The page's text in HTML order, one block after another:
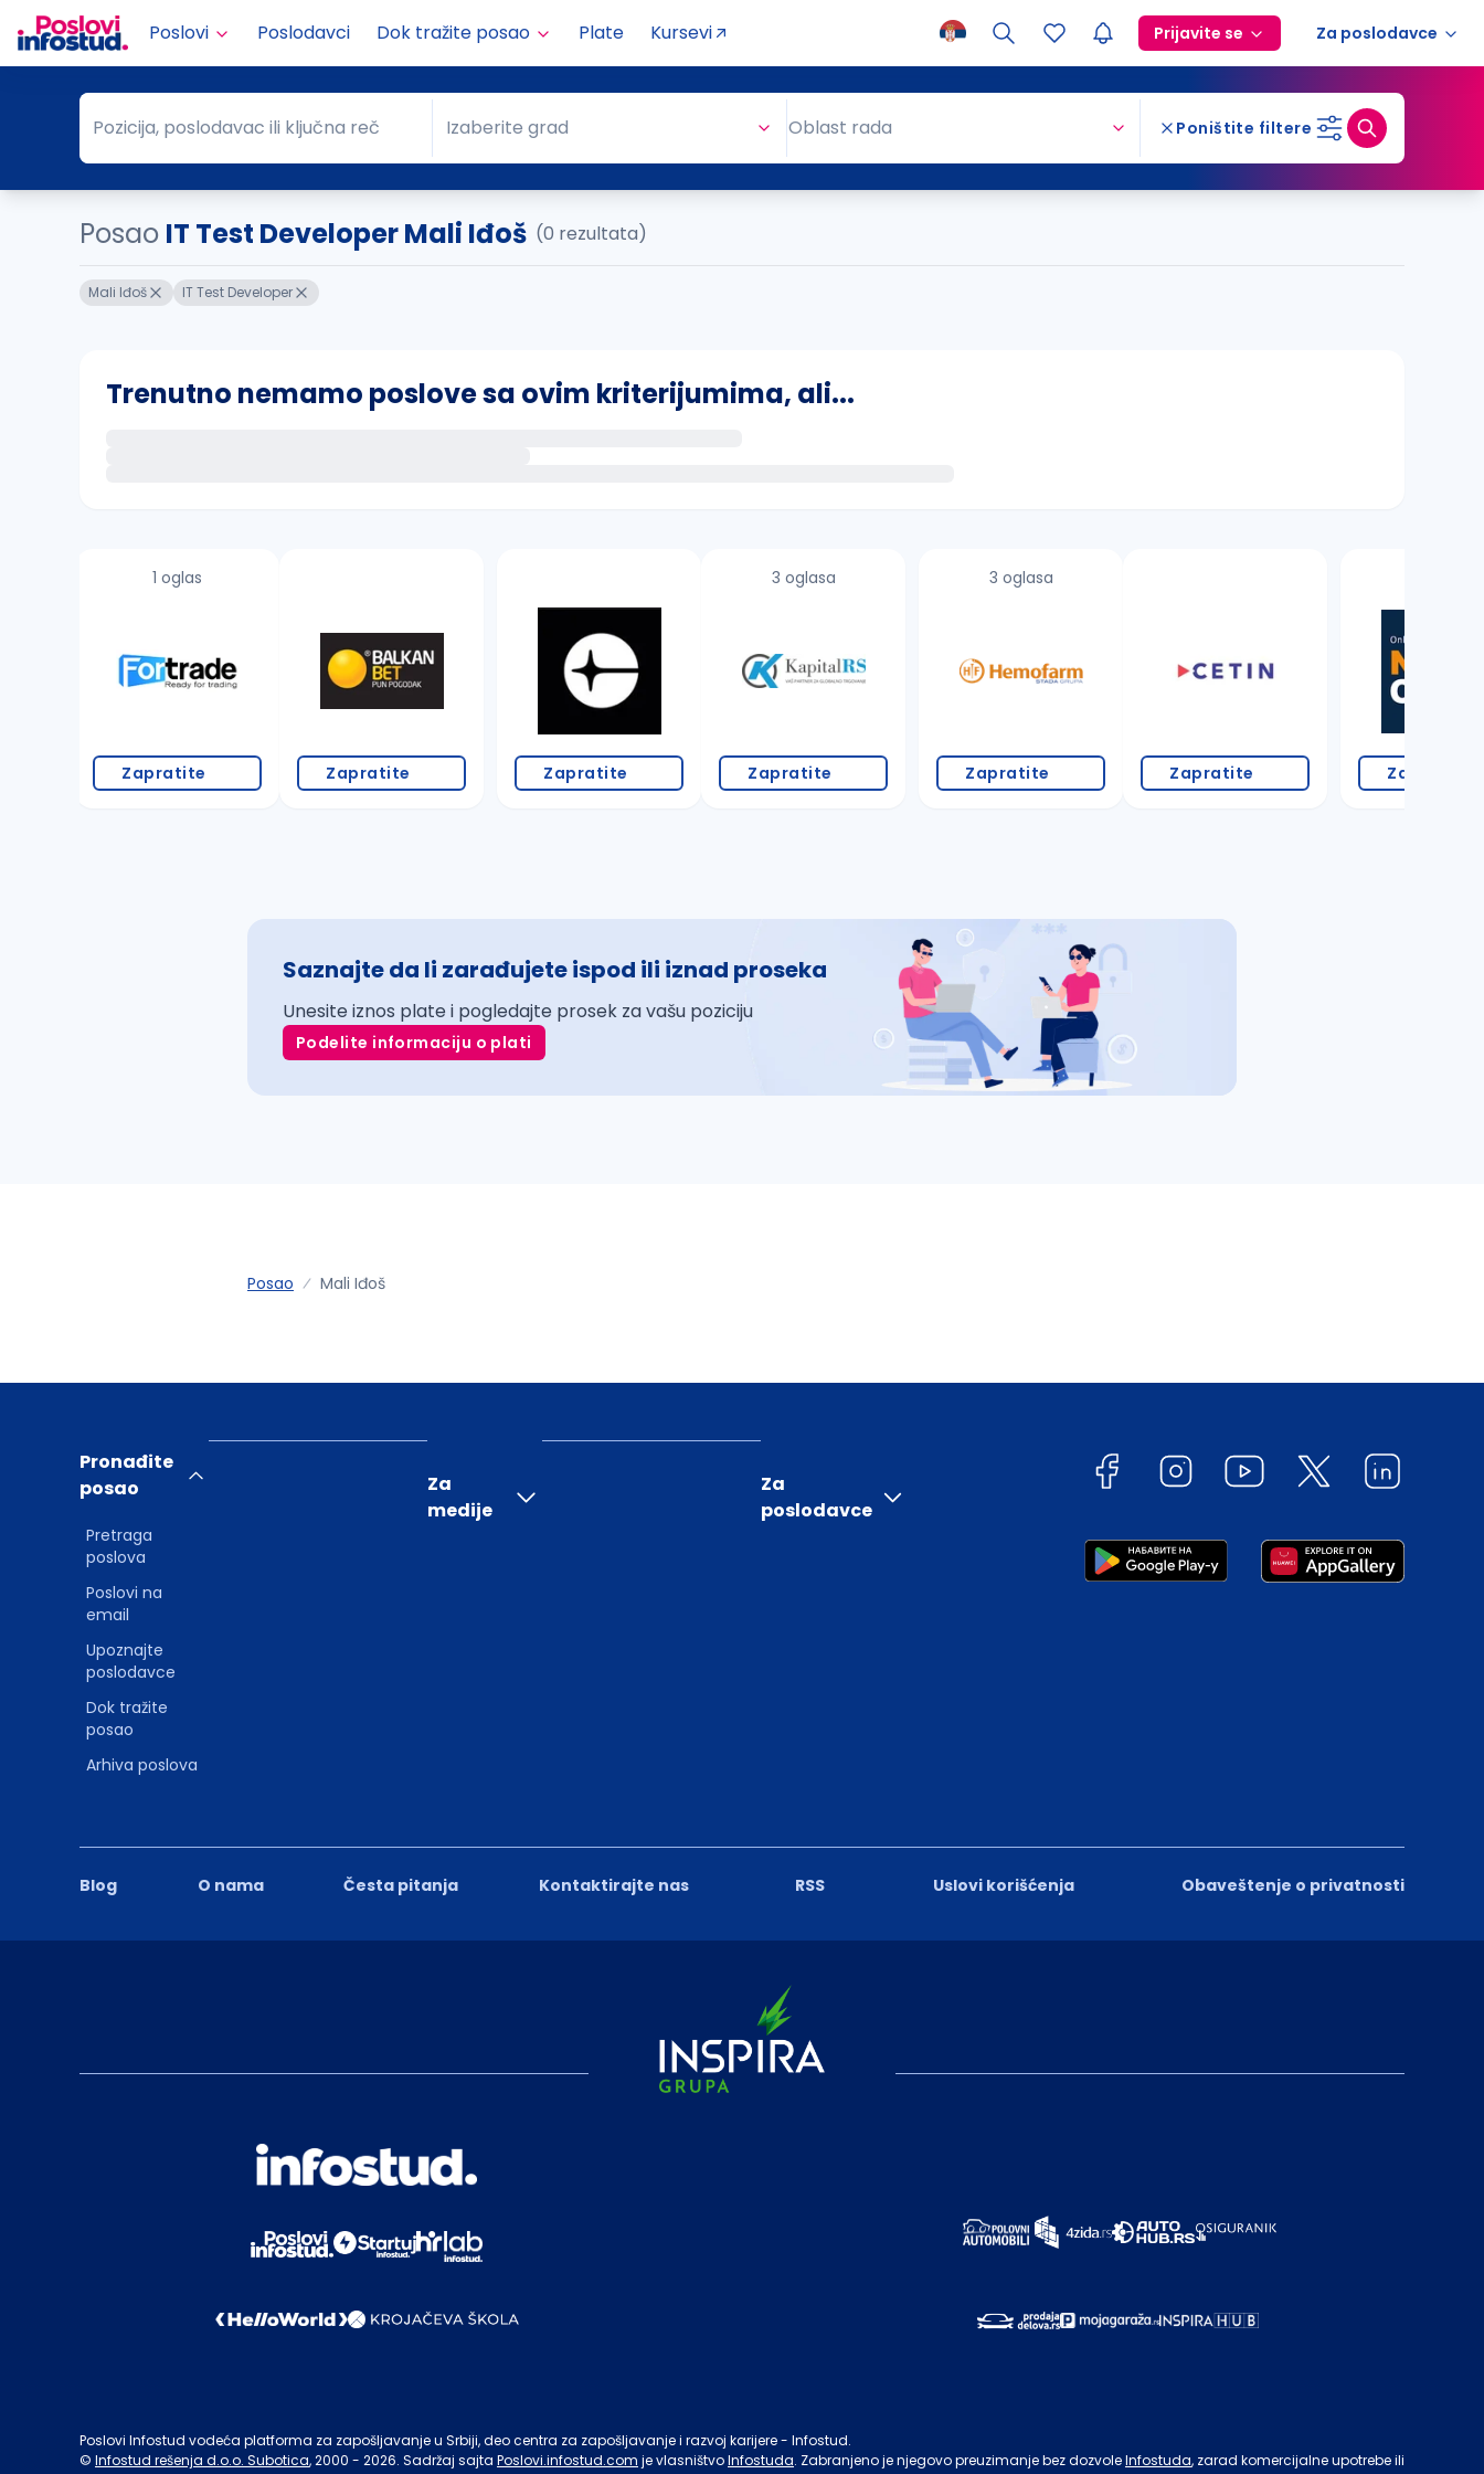
Poslovi Poslodavci Dok tražite posao Plate Kursevi Prijavite se Za poslodavce
Pozicija, poslodavac ili ključna reč
Pozicija, poslodavac ili ključna reč Grad
Izaberite grad Oblast rada Poništite filtere
Posao IT Test Developer Mali Iđoš (0 rezultata)
Mali Iđoš IT Test Developer
Trenutno nemamo poslove sa ovim kriterijumima, ali...
proverite pravopisne greške (koristite č, ć, š, đ, ž, dž)
povećajte radijus za odabrani grad
1 oglas
Zapratite Zapratite Zapratite
3 oglasa
Zapratite
3 oglasa
Zapratite Zapratite Zapratite
Saznajte da li zarađujete ispod ili iznad proseka
Unesite iznos plate i pogledajte prosek za vašu poziciju
Podelite informaciju o plati
Posao Mali Iđoš
Blog O nama Česta pitanja Kontaktirajte nas RSS Uslovi korišćenja Obaveštenje o privatnosti
Pronađite
posao
Pretraga
poslova
Poslovi na
email
Upoznajte
poslodavce
Dok tražite
posao
Arhiva poslova
Za
medije
Za
poslodavce
Poslovi Infostud vodeća platforma za zapošljavanje u Srbiji, deo centra za zapošljavanje i razvoj karijere - Infostud.
© Infostud rešenja d.o.o. Subotica, 2000 - 2026. Sadržaj sajta Poslovi.infostud.com je vlasništvoInfostuda. Zabranjeno je njegovo preuzimanje bez dozvoleInfostuda, zarad komercijalne upotrebe ili